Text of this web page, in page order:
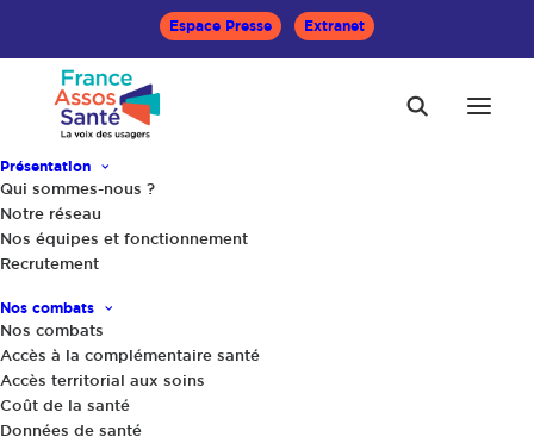
Espace Presse Extranet
Présentation
Qui sommes-nous ?
Notre réseau
Nos équipes et fonctionnement
Recrutement
Nos combats
Nos combats
Accès à la complémentaire santé
Accès territorial aux soins
Coût de la santé
Données de santé
d’activité 2019 de
France Assos Santé